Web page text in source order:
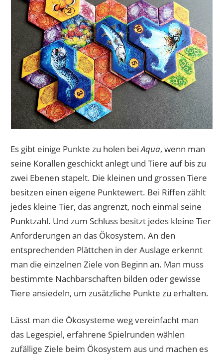
Es gibt einige Punkte zu holen beiAqua, wenn man
seine Korallen geschickt anlegt und Tiere auf bis zu
zwei Ebenen stapelt. Die kleinen und grossen Tiere
besitzen einen eigene Punktewert. Bei Riffen zählt
jedes kleine Tier, das angrenzt, noch einmal seine
Punktzahl. Und zum Schluss besitzt jedes kleine Tier
Anforderungen an das Ökosystem. An den
entsprechenden Plättchen in der Auslage erkennt
man die einzelnen Ziele von Beginn an. Man muss
bestimmte Nachbarschaften bilden oder gewisse
Tiere ansiedeln, um zusätzliche Punkte zu erhalten.
Lässt man die Ökosysteme weg vereinfacht man
das Legespiel, erfahrene Spielrunden wählen
zufällige Ziele beim Ökosystem aus und machen es